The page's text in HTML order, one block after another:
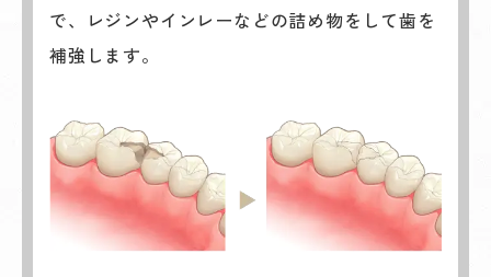
で、レジンやインレーなどの詰め物をして歯を
補強します。